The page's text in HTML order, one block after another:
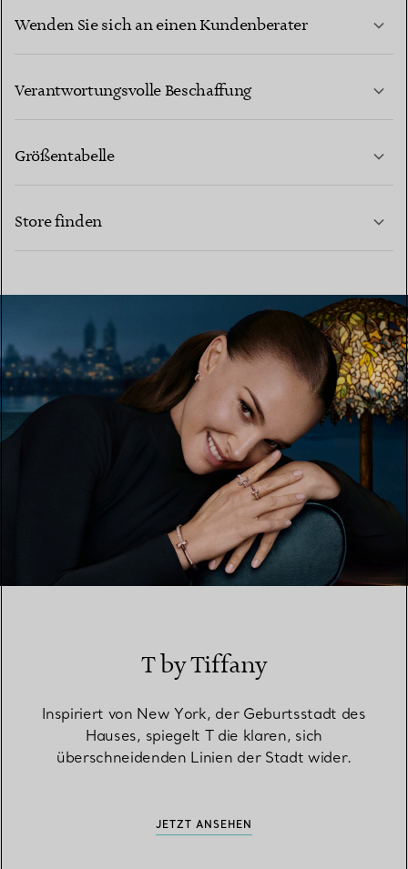
Wenden Sie sich an einen Kundenberater
Verantwortungsvolle Beschaffung
Größentabelle
Store finden
T by Tiffany
Inspiriert von New York, der Geburtsstadt des
Hauses, spiegelt T die klaren, sich
überschneidenden Linien der Stadt wider.
JETZT ANSEHEN